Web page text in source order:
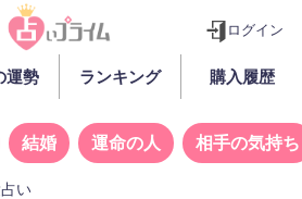
ログイン
運勢 ランキング 購入履歴
結婚 運命の人 相手の気持ち
い